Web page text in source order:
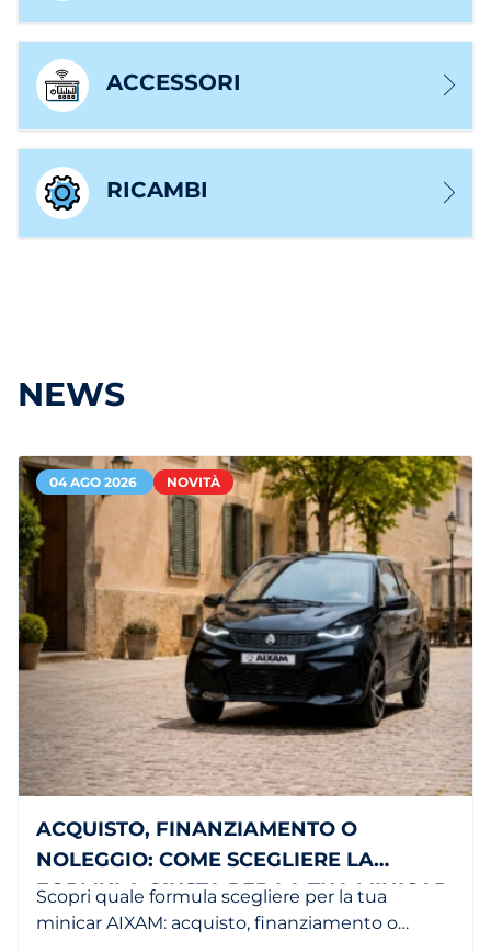
ACCESSORI
RICAMBI
NEWS
04 AGO 2026 NOVITÀ
ACQUISTO, FINANZIAMENTO O
NOLEGGIO: COME SCEGLIERE LA
FORMULA GIUSTA PER LA TUA MINICAR
Scopri quale formula scegliere per la tua
minicar AIXAM: acquisto, finanziamento o